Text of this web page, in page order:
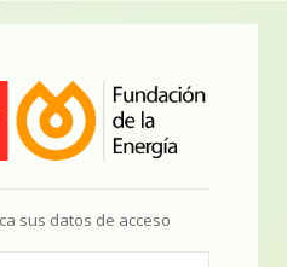
sus datos de acceso